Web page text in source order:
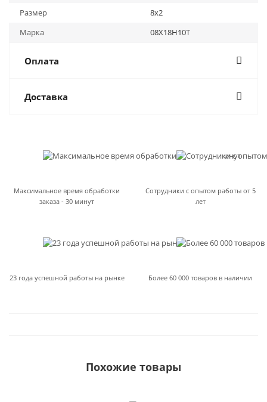
Размер
8х2
Марка
08Х18Н10Т
Оплата
Доставка
Максимальное время обработки
заказа - 30 минут
Сотрудники с опытом работы от 5
лет
23 года успешной работы на рынке Более 60 000 товаров в наличии
Похожие товары